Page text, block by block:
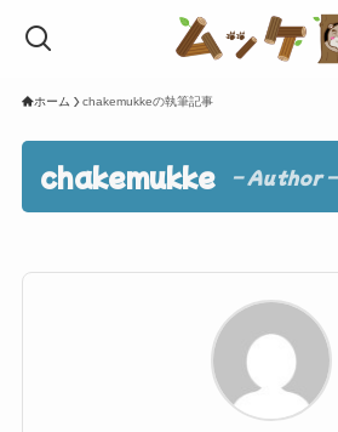
ホーム chakemukkeの執筆記事
chakemukke – Author –